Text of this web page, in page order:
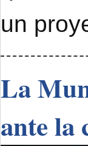
un
La
ante la